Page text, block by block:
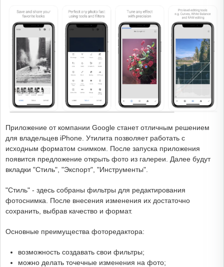
Приложение от компании Google станет отличным решением
для владельцев iPhone. Утилита позволяет работать с
исходным форматом снимком. После запуска приложения
появится предложение открыть фото из галереи. Далее будут
вкладки "Стиль", "Экспорт", "Инструменты".
"Стиль" - здесь собраны фильтры для редактирования
фотоснимка. После внесения изменения их достаточно
сохранить, выбрав качество и формат.
Основные преимущества фоторедактора:
возможность создавать свои фильтры;
можно делать точечные изменения на фото;